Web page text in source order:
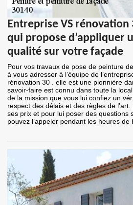
Entreprise VS rénovation
qui propose d’appliquer
qualité sur votre façade
Pour vos travaux de pose de peinture
à vous adresser à l’équipe de
rénovation 30 . elle est une pionnière
savoir-faire est connu dans toute la
de la mission que vous lui confiez un
respect des délais et des règles de
ses prix et pour lui poser des questions
pouvez l’appeler pendant les heures de